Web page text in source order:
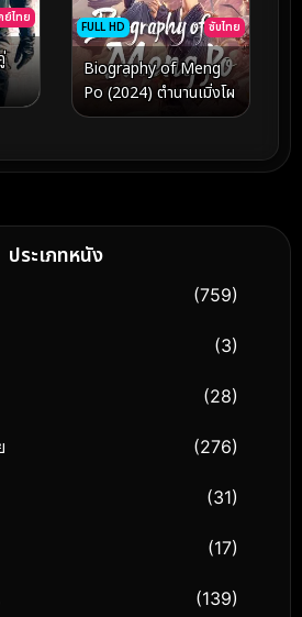
ย์ไทย
FULL HD ซับไทย
Biography of Meng
Po (2024) ตำนานเมิ่งโผ
ประเภทหนัง
(759)
(3)
(28)
(276)
(31)
(17)
(139)